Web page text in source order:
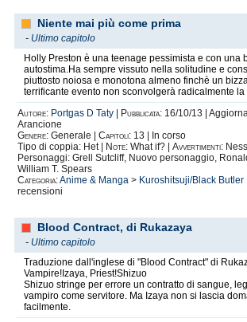
Niente mai più come prima
- Ultimo capitolo
Holly Preston è una teenage pessimista e con una
autostima.Ha sempre vissuto nella solitudine e
piuttosto noiosa e monotona almeno finchè un
terrificante evento non sconvolgerà radicalmente
Autore: Portgas D Taty Pubblicata: 16/10/13 |
Arancione
Genere: Generale | Capitoli: 13 | In corso
Tipo di coppia: Het |
Note: What if? | Avvertimenti:
Personaggi: Grell Sutcliff, Nuovo personaggio,
William T. Spears
Categoria:Anime & Manga > Kuroshitsuji/Black Butler
recensioni
Blood Contract, di Rukazaya
- Ultimo capitolo
Traduzione dall'inglese di "Blood Contract" di
Vampire!Izaya, Priest!Shizuo
Shizuo stringe per errore un contratto di sangue,
vampiro come servitore. Ma Izaya non si lascia
facilmente.